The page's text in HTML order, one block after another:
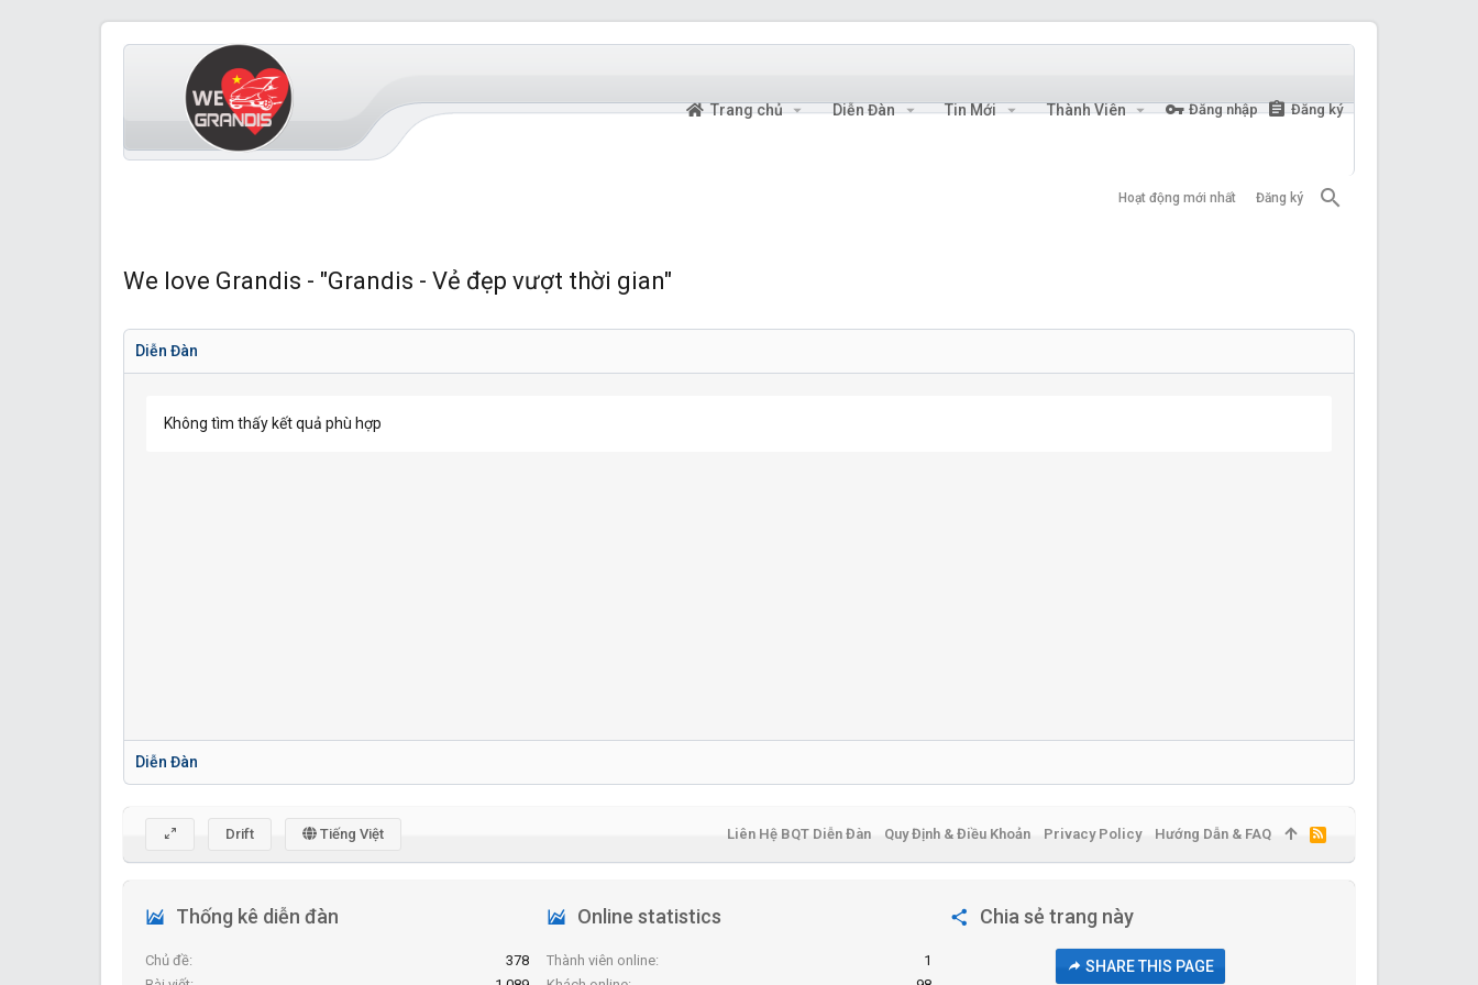
Trang chủ Diễn Đàn Tin Mới Thành Viên Đăng nhập Đăng ký
Hoạt động mới nhất Đăng ký
We love Grandis - "Grandis - Vẻ đẹp vượt thời gian"
Diễn Đàn
Không tìm thấy kết quả phù hợp
Diễn Đàn
Thống kê diễn đàn
Chủ đề
378
Online statistics
Thành viên online
1
Chia sẻ trang này
SHARE THIS PAGE
Drift Tiếng Việt Liên Hệ BQT Diễn Đàn Quy Định & Điều Khoản Privacy Policy Hướng Dẫn & FAQ
R
S
S